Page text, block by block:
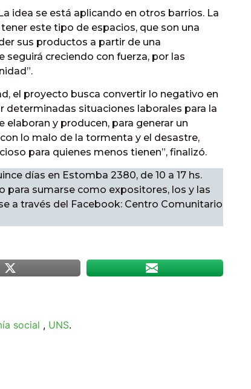
idea se está aplicando en otros barrios. La
este tipo de espacios, que son una
sus productos a partir de una
seguirá creciendo con fuerza, por las
el proyecto busca convertir lo negativo en
determinadas situaciones laborales para la
y producen, para generar un
lo malo de la tormenta y el desastre,
para quienes menos tienen”, finalizó.
días en Estomba 2380, de 10 a 17 hs.
para sumarse como expositores, los y las
a través del Facebook: Centro Comunitario
social , UNS.